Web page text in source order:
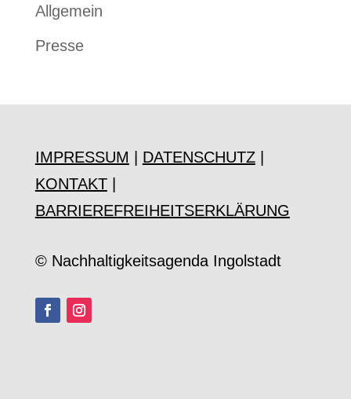
Allgemein
Presse
IMPRESSUM DATENSCHUTZ|
KONTAKT
BARRIEREFREIHEITSERKLÄRUNG
© Nachhaltigkeitsagenda Ingolstadt